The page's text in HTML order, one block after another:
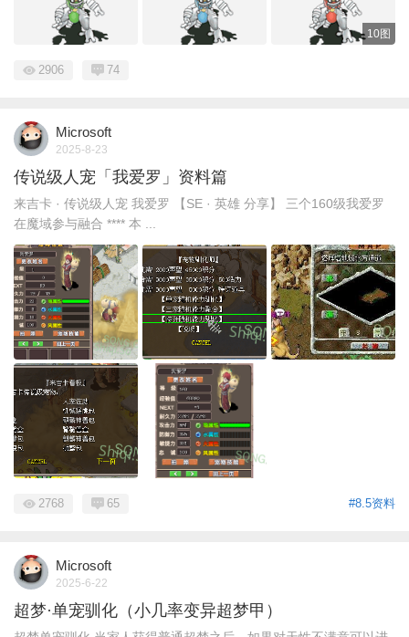
10图
2906 74
Microsoft
2025-8-23
传说级人宠「我爱罗」资料篇
来吉卡 · 传说级人宠 我爱罗 【SE · 英雄 分享】 三个160级我爱罗
在魔域参与融合 **** 本 ...
#8.5资料
2768 65
Microsoft
2025-6-22
超梦·单宠驯化（小几率变异超梦甲）